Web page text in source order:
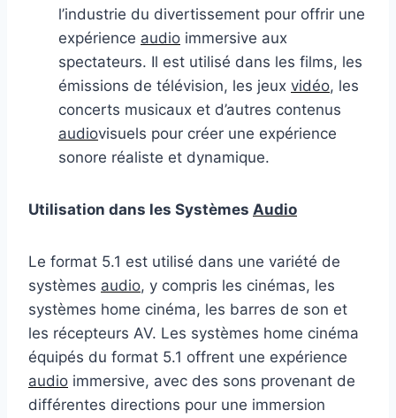
l’industrie du divertissement pour offrir une
expérience audio immersive aux
spectateurs. Il est utilisé dans les films, les
émissions de télévision, les jeux vidéo, les
concerts musicaux et d’autres contenus
audiovisuels pour créer une expérience
sonore réaliste et dynamique.
Utilisation dans les Systèmes Audio
Le format 5.1 est utilisé dans une variété de
systèmes audio, y compris les cinémas, les
systèmes home cinéma, les barres de son et
les récepteurs AV. Les systèmes home cinéma
équipés du format 5.1 offrent une expérience
audio immersive, avec des sons provenant de
différentes directions pour une immersion